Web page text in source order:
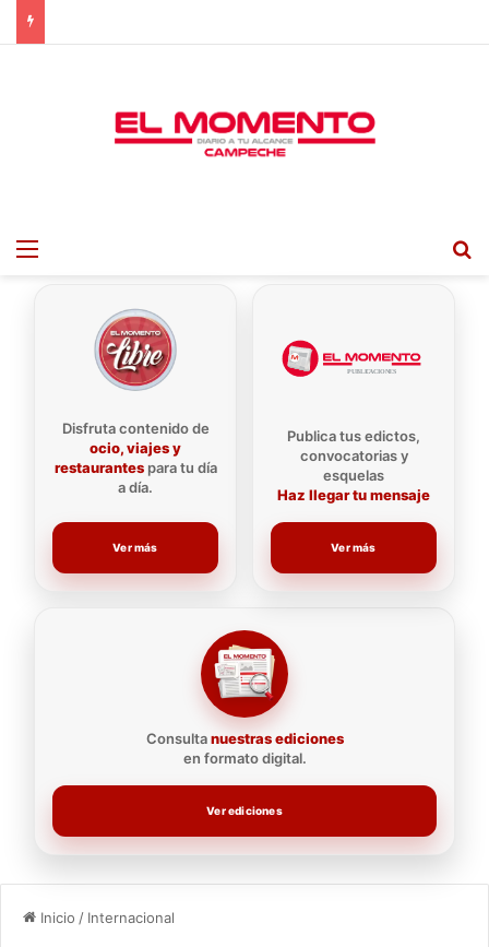
Menu
Disfruta contenido de
ocio, viajes y
restaurantespara tu día
a día.
Ver más
Consultanuestras ediciones
en formato digital.
Ver ediciones
Publica tus edictos,
convocatorias y
esquelas
Haz llegar tu mensaje
Ver más
Inicio / Internacional